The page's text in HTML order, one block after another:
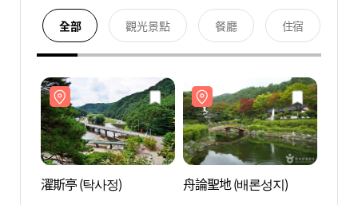
全部 觀光景點 餐廳 住宿
濯斯亭 (탁사정) 舟論聖地 (배론성지)